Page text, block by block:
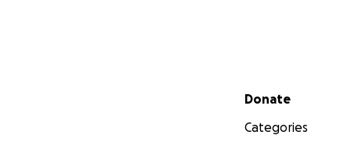
Secondary menu
Donate
Categories